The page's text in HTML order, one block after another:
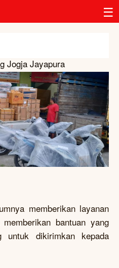
☰
Jogja Jayapura
memberikan layanan
bantuan yang
untuk dikirimkan kepada